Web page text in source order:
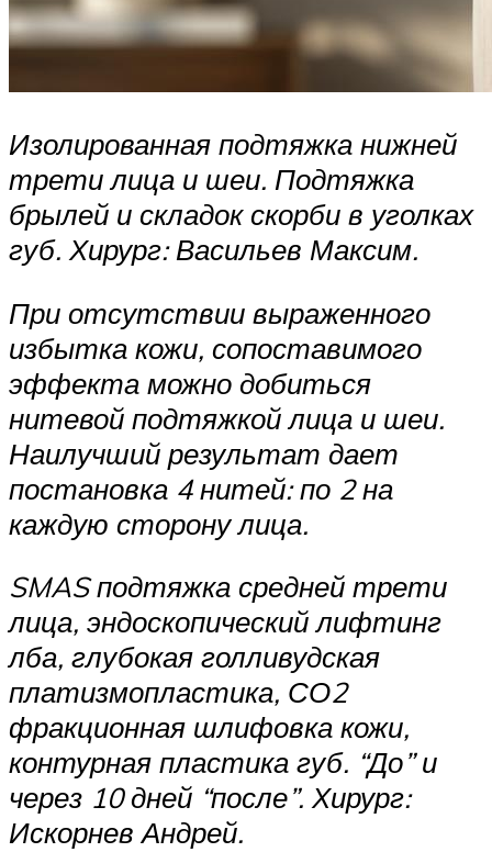
Изолированная подтяжка нижней
трети лица и шеи. Подтяжка
брылей и складок скорби в уголках
губ. Хирург: Васильев Максим.
При отсутствии выраженного
избытка кожи, сопоставимого
эффекта можно добиться
нитевой подтяжкой лица и шеи.
Наилучший результат дает
постановка 4 нитей: по 2 на
каждую сторону лица.
SMAS подтяжка средней трети
лица, эндоскопический лифтинг
лба, глубокая голливудская
платизмопластика, СО2
фракционная шлифовка кожи,
контурная пластика губ. “До” и
через 10 дней “после”. Хирург:
Искорнев Андрей.